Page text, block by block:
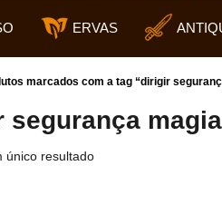
ERVAS
marcados com a tag “dirigir
segurança magia
único resultado